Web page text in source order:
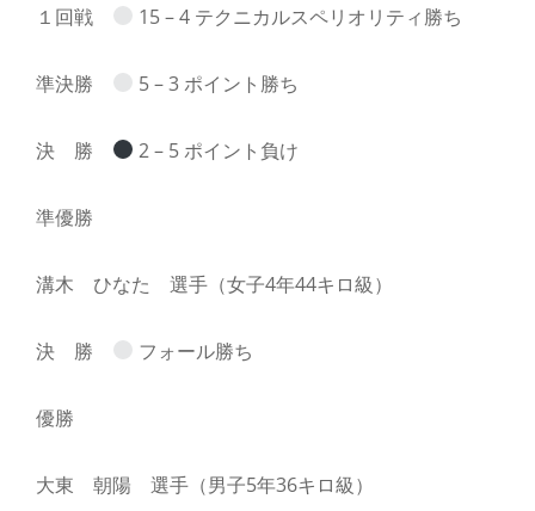
１回戦 15 – 4 テクニカルスペリオリティ勝ち
準決勝 5 – 3 ポイント勝ち
決 勝 2 – 5 ポイント負け
準優勝
溝木 ひなた 選手（女子4年44キロ級）
決 勝 フォール勝ち
優勝
大東 朝陽 選手（男子5年36キロ級）